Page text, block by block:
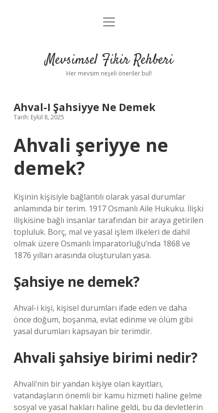
Anasayfa
Yasal Uyarı
menüyü
Mevsimsel Fikir Rehberi
Her mevsim neşeli öneriler bul!
Ahval-I Şahsiyye Ne Demek
Tarih: Eylül 8, 2025
Ahvali şeriyye ne
demek?
Kişinin kişisiyle bağlantılı olarak yasal durumlar
anlamında bir terim. 1917 Osmanlı Aile Hukuku. İlişki
ilişkisine bağlı insanlar tarafından bir araya getirilen
topluluk. Borç, mal ve yasal işlem ilkeleri de dahil
olmak üzere Osmanlı İmparatorluğu’nda 1868 ve
1876 yılları arasında oluşturulan yasa.
Şahsiye ne demek?
Ahval-i kişi, kişisel durumları ifade eden ve daha
önce doğum, boşanma, evlat edinme ve ölüm gibi
yasal durumları kapsayan bir terimdir.
Ahvali şahsiye birimi nedir?
Ahvali’nin bir yandan kişiye olan kayıtları,
vatandaşların önemli bir kamu hizmeti haline gelme
sosyal ve yasal hakları haline geldi, bu da devletlerin